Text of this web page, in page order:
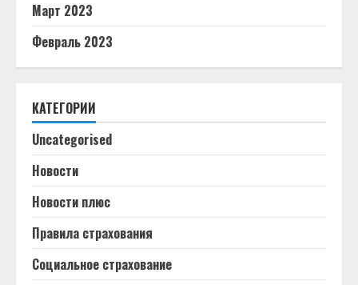
Март 2023
Февраль 2023
КАТЕГОРИИ
Uncategorised
Новости
Новости плюс
Правила страхования
Социальное страхование